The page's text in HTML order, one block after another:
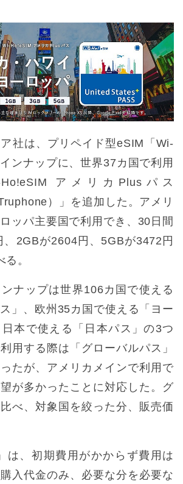
社は、プリペイド型eSIM「Wi-
ンナップに、世界37カ国で利用
アメリカPlusパス
）」を追加した。アメリ
ッパ主要国で利用でき、30日間
、2GBが2604円、5GBが3472円
。
ナップは世界106カ国で使える
ス」、欧州35カ国で使える「ヨー
本で使える「日本パス」の3つ
用する際は「グローバルパス」
たが、アメリカメインで利用で
が多かったことに対応した。グ
べ、対象国を絞った分、販売価
は、初期費用がかからず費用は
入代金のみ、必要な分を必要な